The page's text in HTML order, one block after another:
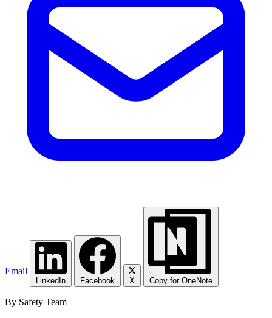
Email
LinkedIn Facebook X Copy for OneNote
By Safety Team